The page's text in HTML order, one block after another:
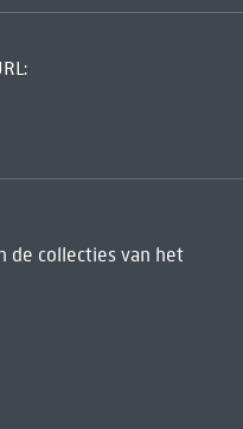
de collecties van het